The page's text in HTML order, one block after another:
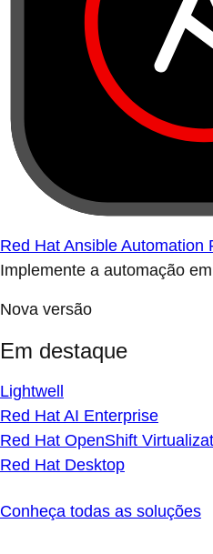
Red Hat Ansible Automation
Implemente a automação
Nova versão
Em destaque
Lightwell
Red Hat AI Enterprise
Red Hat OpenShift
Red Hat Desktop
Conheça todas as soluções